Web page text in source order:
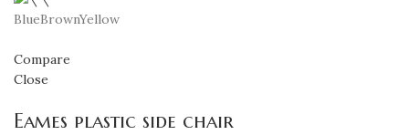
BlueBrownYellow
Compare
Close
Eames plastic side chair